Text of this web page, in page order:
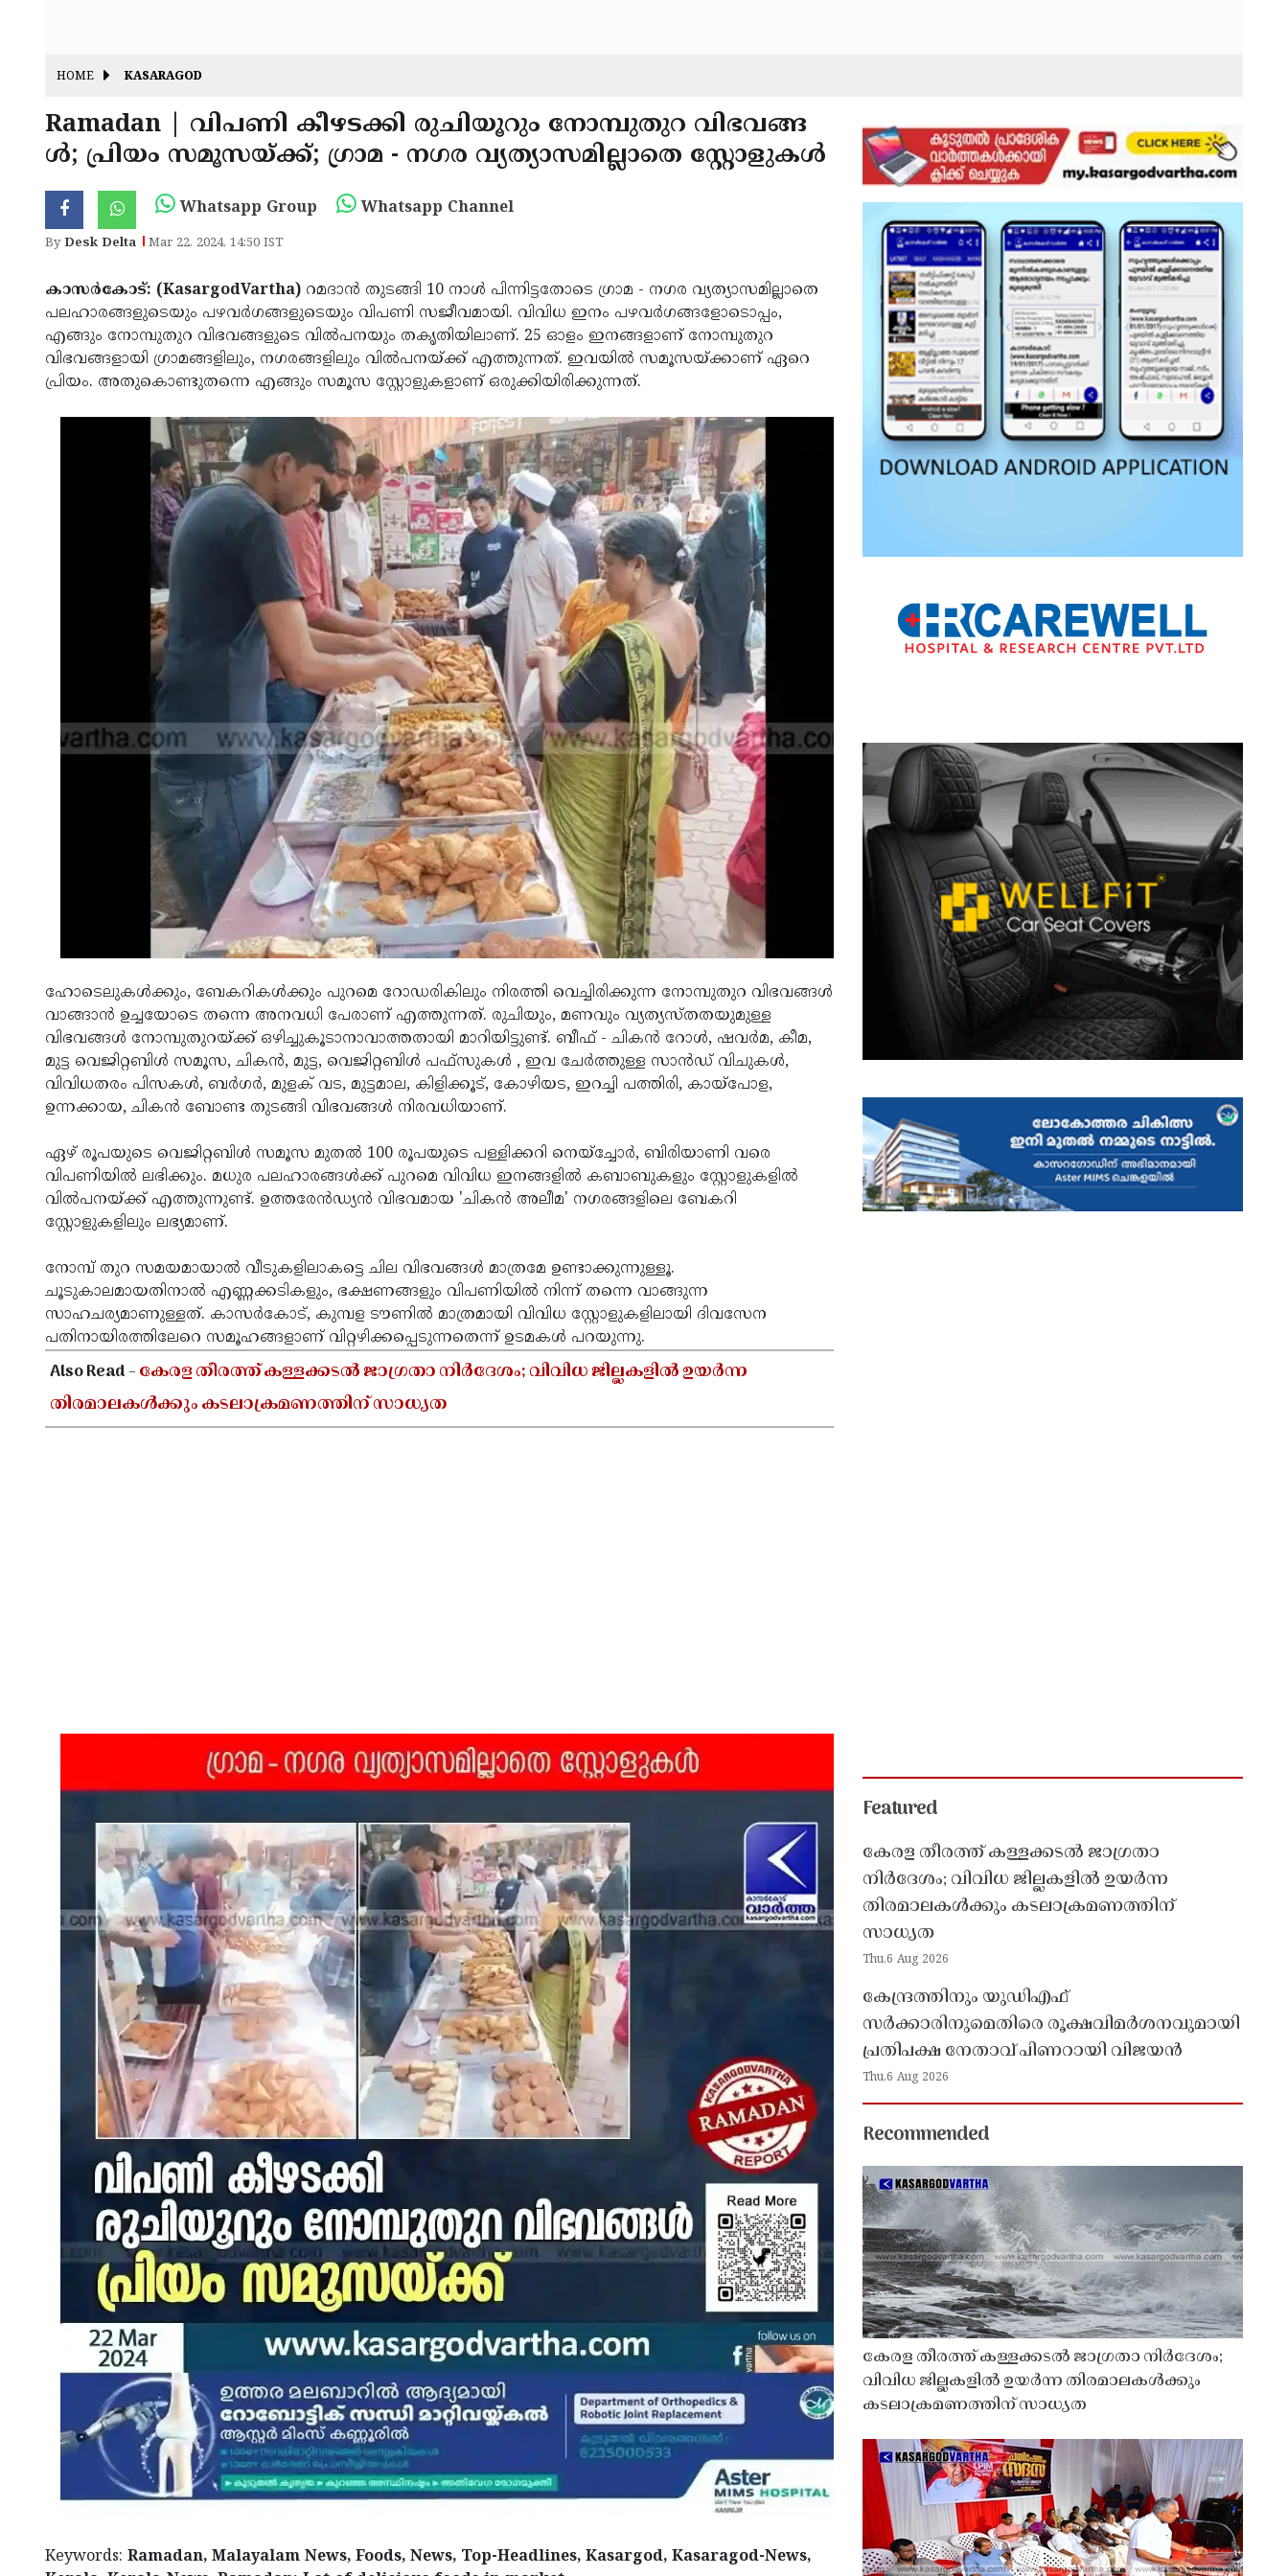
HOME KASARAGOD
Ramadan | വിപണി കീഴടക്കി രുചിയൂറും നോമ്പുതുറ വിഭവങ്ങ
ൾ; പ്രിയം സമൂസയ്ക്ക്; ഗ്രാമ - നഗര വ്യത്യാസമില്ലാതെ സ്റ്റോളുകൾ
Whatsapp Group Whatsapp Channel
ByDesk Delta Mar 22, 2024, 14:50 IST
കാസർകോട്: (KasargodVartha) റമദാൻ തുടങ്ങി 10 നാൾ പിന്നിട്ടതോടെ ഗ്രാമ - നഗര വ്യത്യാസമില്ലാതെ
പലഹാരങ്ങളുടെയും പഴവർഗങ്ങളുടെയും വിപണി സജീവമായി. വിവിധ ഇനം പഴവർഗങ്ങളോടൊപ്പം,
എങ്ങും നോമ്പുതുറ വിഭവങ്ങളുടെ വിൽപനയും തകൃതിയിലാണ്. 25 ഓളം ഇനങ്ങളാണ് നോമ്പുതുറ
വിഭവങ്ങളായി ഗ്രാമങ്ങളിലും, നഗരങ്ങളിലും വിൽപനയ്ക്ക് എത്തുന്നത്. ഇവയിൽ സമൂസയ്ക്കാണ് ഏറെ
പ്രിയം. അതുകൊണ്ടുതന്നെ എങ്ങും സമൂസ സ്റ്റോളുകളാണ് ഒരുക്കിയിരിക്കുന്നത്.
ഹോടെലുകൾക്കും, ബേകറികൾക്കും പുറമെ റോഡരികിലും നിരത്തി വെച്ചിരിക്കുന്ന നോമ്പുതുറ വിഭവങ്ങൾ
വാങ്ങാൻ ഉച്ചയോടെ തന്നെ അനവധി പേരാണ് എത്തുന്നത്. രുചിയും, മണവും വ്യത്യസ്തതയുമുള്ള
വിഭവങ്ങൾ നോമ്പുതുറയ്ക്ക് ഒഴിച്ചുകൂടാനാവാത്തതായി മാറിയിട്ടുണ്ട്. ബീഫ് - ചികൻ റോൾ, ഷവർമ, കീമ,
മുട്ട വെജിറ്റബിൾ സമൂസ, ചികൻ, മുട്ട, വെജിറ്റബിൾ പഫ്‌സുകൾ , ഇവ ചേർത്തുള്ള സാൻഡ് വിചുകൾ,
വിവിധതരം പിസകൾ, ബർഗർ, മുളക് വട, മുട്ടമാല, കിളിക്കൂട്, കോഴിയട, ഇറച്ചി പത്തിരി, കായ്പോള,
ഉന്നക്കായ, ചികൻ ബോണ്ട തുടങ്ങി വിഭവങ്ങൾ നിരവധിയാണ്.
ഏഴ് രൂപയുടെ വെജിറ്റബിൾ സമൂസ മുതൽ 100 രൂപയുടെ പള്ളിക്കറി നെയ്‌ച്ചോർ, ബിരിയാണി വരെ
വിപണിയിൽ ലഭിക്കും. മധുര പലഹാരങ്ങൾക്ക് പുറമെ വിവിധ ഇനങ്ങളിൽ കബാബുകളും സ്റ്റോളുകളിൽ
വിൽപനയ്ക്ക് എത്തുന്നുണ്ട്. ഉത്തരേൻഡ്യൻ വിഭവമായ 'ചികൻ അലീമ' നഗരങ്ങളിലെ ബേകറി
സ്റ്റോളുകളിലും ലഭ്യമാണ്.
നോമ്പ് തുറ സമയമായാൽ വീടുകളിലാകട്ടെ ചില വിഭവങ്ങൾ മാത്രമേ ഉണ്ടാക്കുന്നുള്ളൂ.
ചൂടുകാലമായതിനാൽ എണ്ണക്കടികളും, ഭക്ഷണങ്ങളും വിപണിയിൽ നിന്ന് തന്നെ വാങ്ങുന്ന
സാഹചര്യമാണുള്ളത്. കാസർകോട്, കുമ്പള ടൗണിൽ മാത്രമായി വിവിധ സ്റ്റോളുകളിലായി ദിവസേന
പതിനായിരത്തിലേറെ സമൂഹങ്ങളാണ് വിറ്റഴിക്കപ്പെടുന്നതെന്ന് ഉടമകൾ പറയുന്നു.
Also Read -കേരള തീരത്ത് കള്ളക്കടൽ ജാഗ്രതാ നിർദേശം; വിവിധ ജില്ലകളിൽ ഉയർന്ന
തിരമാലകൾക്കും കടലാക്രമണത്തിന് സാധ്യത
Keywords: ​Ramadan, Malayalam News, Foods, News, Top-Headlines, Kasargod, Kasaragod-News,
Featured
കേരള തീരത്ത് കള്ളക്കടൽ ജാഗ്രതാ
നിർദേശം; വിവിധ ജില്ലകളിൽ ഉയർന്ന
തിരമാലകൾക്കും കടലാക്രമണത്തിന്
സാധ്യത
Thu,6 Aug 2026
കേന്ദ്രത്തിനും യുഡിഎഫ്
സർക്കാരിനുമെതിരെ രൂക്ഷവിമർശനവുമായി
പ്രതിപക്ഷ നേതാവ് പിണറായി വിജയൻ
Thu,6 Aug 2026
Recommended
കേരള തീരത്ത് കള്ളക്കടൽ ജാഗ്രതാ നിർദേശം;
വിവിധ ജില്ലകളിൽ ഉയർന്ന തിരമാലകൾക്കും
കടലാക്രമണത്തിന് സാധ്യത